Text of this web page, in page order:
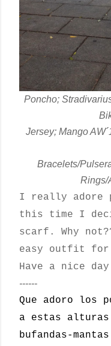
Poncho;
Jersey; Mango
Bracelets/
Rings/
I really adore
this time I
scarf. Why
easy outfit for
Have a nice
------
Que adoro los
a estas alturas
bufandas-